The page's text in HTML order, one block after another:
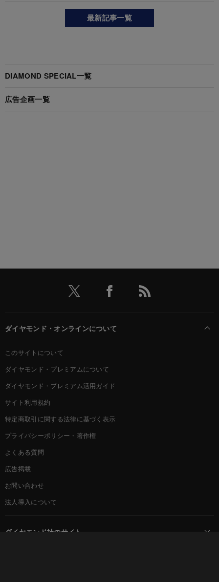
最新記事一覧
DIAMOND SPECIAL一覧
広告企画一覧
ダイヤモンド・オンラインについて
このサイトについて
ダイヤモンド・プレミアムについて
ダイヤモンド・プレミアム活用ガイド
サイト利用規約
特定商取引に関する法律に基づく表示
プライバシーポリシー・著作権
よくある質問
広告掲載
お問い合わせ
法人導入について
ダイヤモンド社のサイト